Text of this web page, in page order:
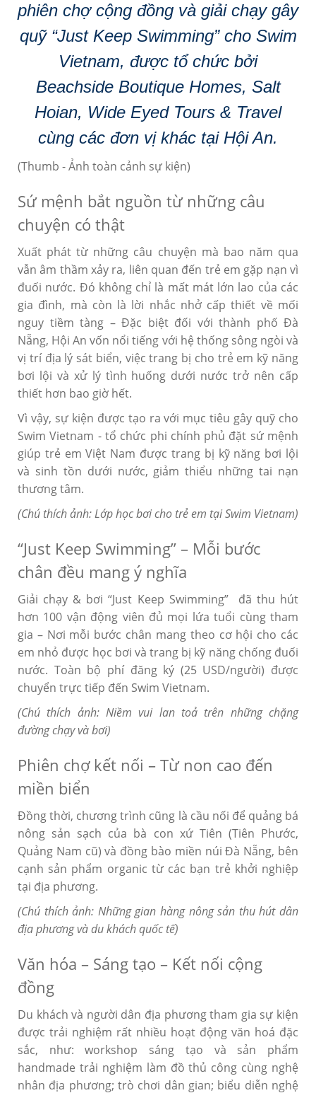
phiên chợ cộng đồng và giải chạy gây
quỹ “Just Keep Swimming” cho Swim
Vietnam, được tổ chức bởi
Beachside Boutique Homes, Salt
Hoian, Wide Eyed Tours & Travel
cùng các đơn vị khác tại Hội An.
(Thumb - Ảnh toàn cảnh sự kiện)
Sứ mệnh bắt nguồn từ những câu
chuyện có thật
Xuất phát từ những câu chuyện mà bao năm qua
vẫn âm thầm xảy ra, liên quan đến trẻ em gặp nạn vì
đuối nước. Đó không chỉ là mất mát lớn lao của các
gia đình, mà còn là lời nhắc nhở cấp thiết về mối
nguy tiềm tàng – Đặc biệt đối với thành phố Đà
Nẵng, Hội An vốn nổi tiếng với hệ thống sông ngòi và
vị trí địa lý sát biển, việc trang bị cho trẻ em kỹ năng
bơi lội và xử lý tình huống dưới nước trở nên cấp
thiết hơn bao giờ hết.
Vì vậy, sự kiện được tạo ra với mục tiêu gây quỹ cho
Swim Vietnam - tổ chức phi chính phủ đặt sứ mệnh
giúp trẻ em Việt Nam được trang bị kỹ năng bơi lội
và sinh tồn dưới nước, giảm thiểu những tai nạn
thương tâm.
(Chú thích ảnh: Lớp học bơi cho trẻ em tại Swim Vietnam)
“Just Keep Swimming” – Mỗi bước
chân đều mang ý nghĩa
Giải chạy & bơi “Just Keep Swimming” đã thu hút
hơn 100 vận động viên đủ mọi lứa tuổi cùng tham
gia – Nơi mỗi bước chân mang theo cơ hội cho các
em nhỏ được học bơi và trang bị kỹ năng chống đuối
nước. Toàn bộ phí đăng ký (25 USD/người) được
chuyển trực tiếp đến Swim Vietnam.
(Chú thích ảnh: Niềm vui lan toả trên những chặng
đường chạy và bơi)
Phiên chợ kết nối – Từ non cao đến
miền biển
Đồng thời, chương trình cũng là cầu nối để quảng bá
nông sản sạch của bà con xứ Tiên (Tiên Phước,
Quảng Nam cũ) và đồng bào miền núi Đà Nẵng, bên
cạnh sản phẩm organic từ các bạn trẻ khởi nghiệp
tại địa phương.
(Chú thích ảnh: Những gian hàng nông sản thu hút dân
địa phương và du khách quốc tế)
Văn hóa – Sáng tạo – Kết nối cộng
đồng
Du khách và người dân địa phương tham gia sự kiện
được trải nghiệm rất nhiều hoạt động văn hoá đặc
sắc, như: workshop sáng tạo và sản phẩm
handmade trải nghiệm làm đồ thủ công cùng nghệ
nhân địa phương; trò chơi dân gian; biểu diễn nghệ